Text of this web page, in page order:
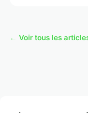
← Voir tous les